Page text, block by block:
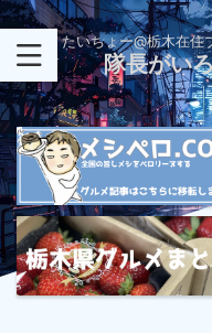
たいちょー@栃木在住
隊長がい